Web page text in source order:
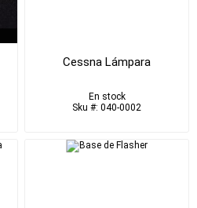
Cessna Lámpara
En stock
Sku #: 040-0002